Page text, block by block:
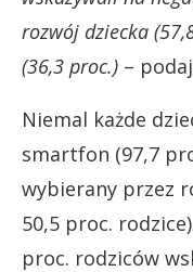
rozwój dziecka
(36,3 proc.) –
Niemal każde
smartfon (97,7
wybierany przez
50,5 proc.
proc. rodziców